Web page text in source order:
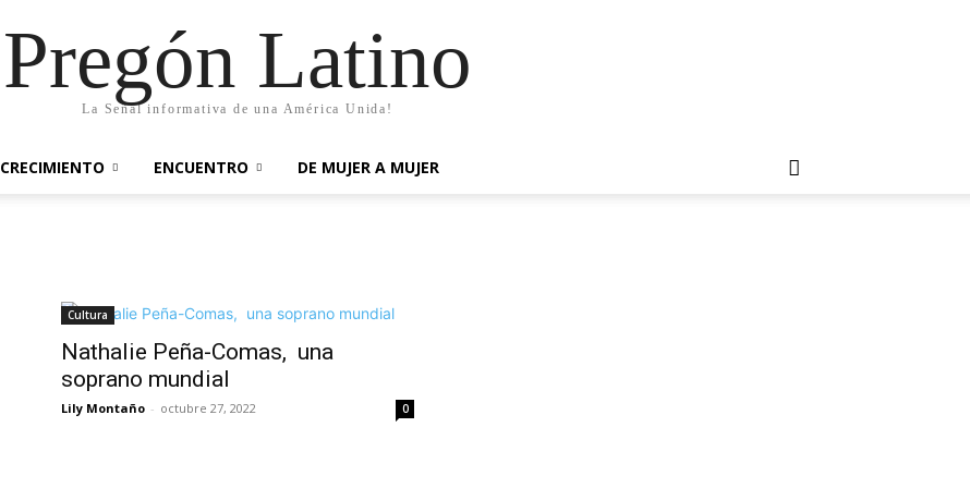
Pregón Latino
La Señal informativa de una América Unida!
CRECIMIENTO ENCUENTRO DE MUJER A MUJER
Cultura
Nathalie Peña-Comas, una
soprano mundial
Lily Montaño - octubre 27, 2022 0